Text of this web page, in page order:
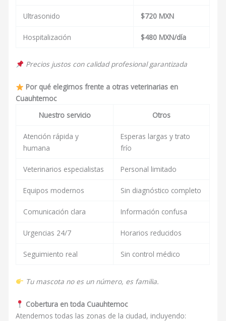
Ultrasonido $720 MXN
Hospitalización $480 MXN/día
Precios justos con calidad profesional garantizada
Por qué elegirnos frente a otras veterinarias en
Cuauhtemoc
Nuestro servicio
Otros
Atención rápida y
humana
Esperas largas y trato
frío
Veterinarios especialistas Personal limitado
Equipos modernos Sin diagnóstico completo
Comunicación clara Información confusa
Urgencias 24/7 Horarios reducidos
Seguimiento real Sin control médico
Tu mascota no es un número, es familia.
Cobertura en toda Cuauhtemoc
Atendemos todas las zonas de la ciudad, incluyendo: